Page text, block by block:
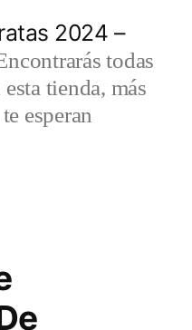
2024 –
todas
tienda, más
esperan